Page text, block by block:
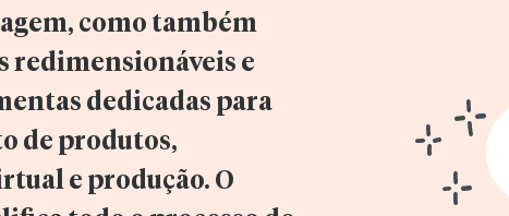
como também
redimensionáveis e
dedicadas para
de produtos,
e produção. O